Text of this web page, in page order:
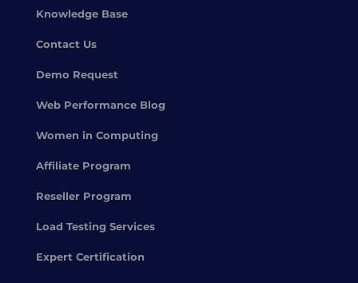
Knowledge Base
Contact Us
Demo Request
Web Performance Blog
Women in Computing
Affiliate Program
Reseller Program
Load Testing Services
Expert Certification